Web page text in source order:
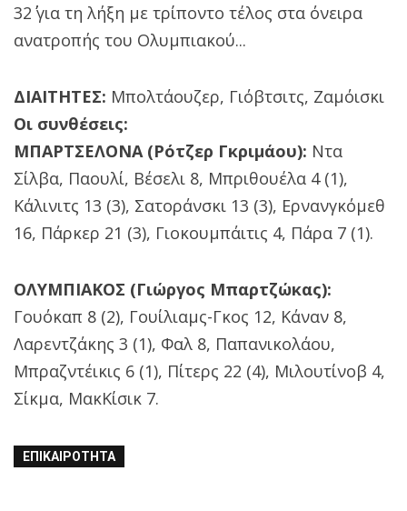
32΄΄ για τη λήξη με τρίποντο τέλος στα όνειρα
ανατροπής του Ολυμπιακού...
ΔΙΑΙΤΗΤΕΣ: Μπολτάουζερ, Γιόβτσιτς, Ζαμόισκι
Οι συνθέσεις:
ΜΠΑΡΤΣΕΛΟΝΑ (Ρότζερ Γκριμάου): Ντα
Σίλβα, Παουλί, Βέσελι 8, Μπριθουέλα 4 (1),
Κάλινιτς 13 (3), Σατοράνσκι 13 (3), Ερνανγκόμεθ
16, Πάρκερ 21 (3), Γιοκουμπάιτις 4, Πάρα 7 (1).
ΟΛΥΜΠΙΑΚΟΣ (Γιώργος Μπαρτζώκας):
Γουόκαπ 8 (2), Γουίλιαμς-Γκος 12, Κάναν 8,
Λαρεντζάκης 3 (1), Φαλ 8, Παπανικολάου,
Μπραζντέικις 6 (1), Πίτερς 22 (4), Μιλουτίνοβ 4,
Σίκμα, ΜακΚίσικ 7.
ΕΠΙΚΑΙΡΌΤΗΤΑ